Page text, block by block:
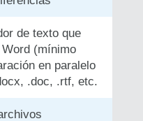
de texto que
(mínimo
en paralelo
.doc, .rtf, etc.